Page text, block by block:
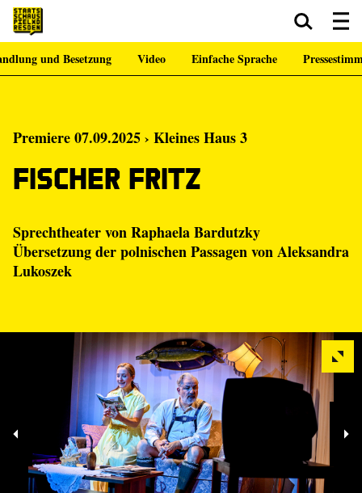
Zum Hauptinhalt springen Zum Footer springen
und Besetzung Video Einfache Sprache
Premiere 07.09.2025 › Kleines Haus 3
Fischer Fritz
Sprechtheater von Raphaela Bardutzky
Übersetzung der polnischen Passagen von Aleksandra
Lukoszek